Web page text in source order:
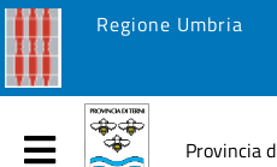
Regione Umbria
Provincia